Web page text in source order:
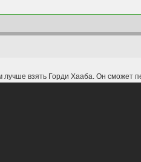
лучше взять Горди Хааба. Он сможет